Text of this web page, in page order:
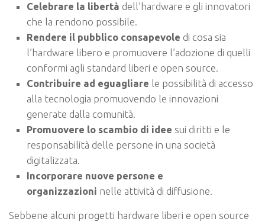
Celebrare la libertà dell’hardware e gli innovatori
che la rendono possibile.
Rendere il pubblico consapevole di cosa sia
l’hardware libero e promuovere l’adozione di quelli
conformi agli standard liberi e open source.
Contribuire ad eguagliare le possibilità di accesso
alla tecnologia promuovendo le innovazioni
generate dalla comunità.
Promuovere lo scambio di idee sui diritti e le
responsabilità delle persone in una società
digitalizzata.
Incorporare nuove persone e
organizzazioni nelle attività di diffusione.
Sebbene alcuni progetti hardware liberi e open source